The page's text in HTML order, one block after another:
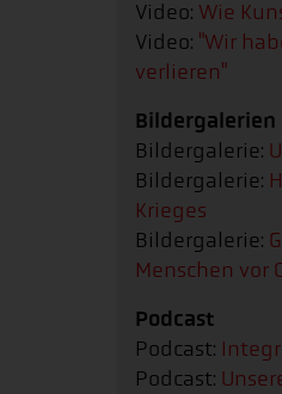
Video: Wie
Video: "Wir
verlieren"
Bildergalerien
Bildergalerie:
Bildergalerie:
Krieges
Bildergalerie:
Menschen vor
Podcast
Podcast:
Podcast: